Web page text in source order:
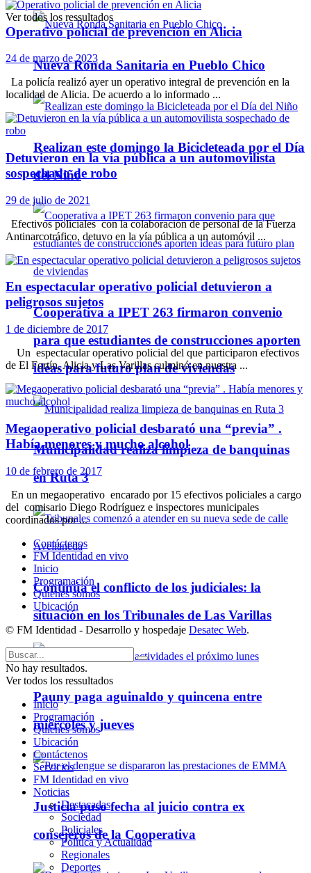
Nueva Ronda Sanitaria en Pueblo Chico
Realizan este domingo la Bicicleteada por el Día
del Niño
Cooperativa a IPET 263 firmaron convenio
para que estudiantes de construcciones aporten
ideas para futuro plan de viviendas
Municipalidad realiza limpieza de banquinas
en Ruta 3
Continúa el conflicto de los judiciales: la
situación en los Tribunales de Las Varillas
Pauny paga aguinaldo y quincena entre
miércoles y jueves
Justicia puso fecha al juicio contra ex
consejeros de la Cooperativa
Ver todos los ressultados
Operativo policial de prevención en Alicia
24 de marzo de 2023
La policía realizó ayer un operativo integral de prevención en la
localidad de Alicia. De acuerdo a lo informado ...
Detuvieron en la vía pública a un automovilista
sospechado de robo
29 de julio de 2021
Efectivos policiales con la colaboración de personal de la Fuerza
Antinarcotráfico, detuvo en la vía pública a un automóvil ...
En espectacular operativo policial detuvieron a
peligrosos sujetos
1 de diciembre de 2017
Un espectacular operativo policial del que participaron efectivos
de El Fortín, Alicia y Las Varillas culminó en nuestra ...
Megaoperativo policial desbarató una “previa” .
Había menores y mucho alcohol
10 de febrero de 2017
En un megaoperativo encarado por 15 efectivos policiales a cargo
del comisario Diego Rodríguez e inspectores municipales
coordinados por ...
Contáctenos
FM Identidad en vivo
Inicio
Programación
Quienes somos
Ubicación
© FM Identidad - Desarrollo y hospedaje Desatec Web.
No hay resultados.
Ver todos los ressultados
Inicio
Programación
Quienes somos
Ubicación
Contáctenos
Servicios
FM Identidad en vivo
Noticias
Destacadas
Sociedad
Policiales
Política y Actualidad
Regionales
Deportes